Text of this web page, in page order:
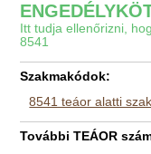
Itt tudja ellenőrizni,
8541
Szakmakódok:
8541 teáor alatti
További TEÁOR